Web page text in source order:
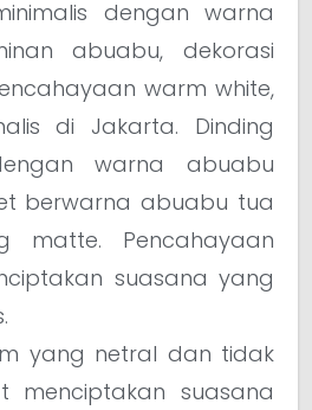
dengan warna
abuabu, dekorasi
warm white,
di Jakarta. Dinding
warna abuabu
berwarna abuabu tua
matte. Pencahayaan
suasana yang
yang netral dan tidak
menciptakan suasana